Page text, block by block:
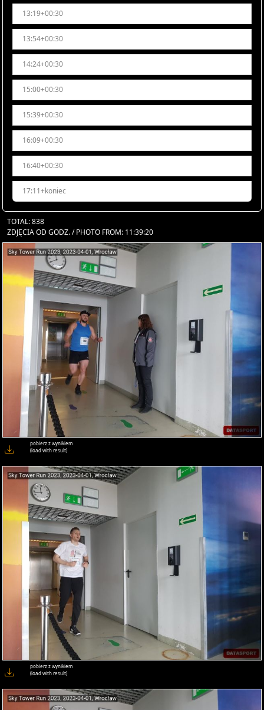
13:19+00:30
13:54+00:30
14:24+00:30
15:00+00:30
15:39+00:30
16:09+00:30
16:40+00:30
17:11+koniec
TOTAL: 838
ZDJĘCIA OD GODZ. / PHOTO FROM: 11:39:20
pobierz z wynikiem
(load with result)
pobierz z wynikiem
(load with result)